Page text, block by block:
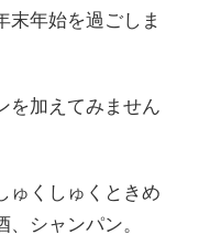
末年始を過ごしま
を加えてみません
ゅくしゅくときめ
シャンパン。